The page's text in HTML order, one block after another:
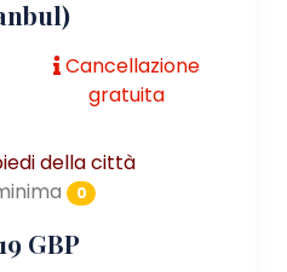
Cancellazione
gratuita
della città
0
GBP